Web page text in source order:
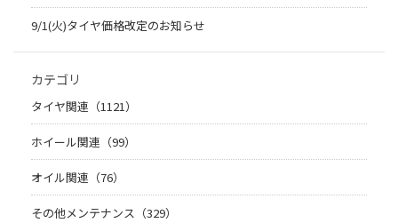
9/1(火)タイヤ価格改定のお知らせ
カテゴリ
タイヤ関連（1121）
ホイール関連（99）
オイル関連（76）
その他メンテナンス（329）